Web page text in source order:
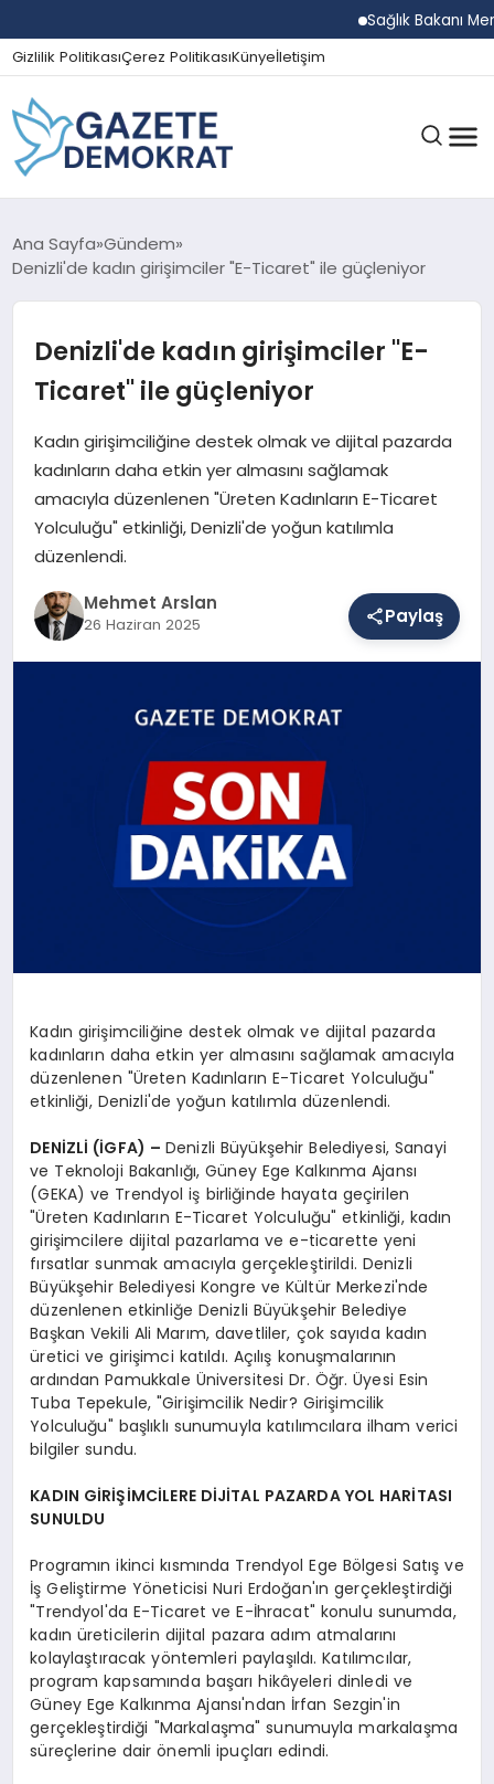
Sağlık Bakanı
Gizlilik PolitikasıÇerez PolitikasıKünyeİletişim
GÜNDEM
SPOR
SAĞLIK
Ana Sayfa Gündem
Denizli'de kadın girişimciler "E-Ticaret" ile güçleniyor
Denizli'de kadın girişimciler "E-
Ticaret" ile güçleniyor
Kadın girişimciliğine destek olmak ve dijital pazarda
kadınların daha etkin yer almasını sağlamak
amacıyla düzenlenen "Üreten Kadınların E-Ticaret
Yolculuğu" etkinliği, Denizli'de yoğun katılımla
düzenlendi.
Mehmet Arslan
26 Haziran 2025 Paylaş
Kadın girişimciliğine destek olmak ve dijital pazarda
kadınların daha etkin yer almasını sağlamak amacıyla
düzenlenen "Üreten Kadınların E-Ticaret Yolculuğu"
etkinliği, Denizli'de yoğun katılımla düzenlendi.
DENİZLİ (İGFA) –Denizli Büyükşehir Belediyesi, Sanayi
ve Teknoloji Bakanlığı, Güney Ege Kalkınma Ajansı
(GEKA) ve Trendyol iş birliğinde hayata geçirilen
"Üreten Kadınların E-Ticaret Yolculuğu" etkinliği, kadın
girişimcilere dijital pazarlama ve e-ticarette yeni
fırsatlar sunmak amacıyla gerçekleştirildi. Denizli
Büyükşehir Belediyesi Kongre ve Kültür Merkezi'nde
düzenlenen etkinliğe Denizli Büyükşehir Belediye
Başkan Vekili Ali Marım, davetliler, çok sayıda kadın
üretici ve girişimci katıldı. Açılış konuşmalarının
ardından Pamukkale Üniversitesi Dr. Öğr. Üyesi Esin
Tuba Tepekule, "Girişimcilik Nedir? Girişimcilik
Yolculuğu" başlıklı sunumuyla katılımcılara ilham verici
bilgiler sundu.
KADIN GİRİŞİMCİLERE DİJİTAL PAZARDA YOL HARİTASI
SUNULDU
Programın ikinci kısmında Trendyol Ege Bölgesi Satış ve
İş Geliştirme Yöneticisi Nuri Erdoğan'ın gerçekleştirdiği
"Trendyol'da E-Ticaret ve E-İhracat" konulu sunumda,
kadın üreticilerin dijital pazara adım atmalarını
kolaylaştıracak yöntemleri paylaşıldı. Katılımcılar,
program kapsamında başarı hikâyeleri dinledi ve
Güney Ege Kalkınma Ajansı'ndan İrfan Sezgin'in
gerçekleştirdiği "Markalaşma" sunumuyla markalaşma
süreçlerine dair önemli ipuçları edindi.